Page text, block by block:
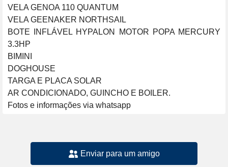
VELA GENOA 110 QUANTUM
VELA GEENAKER NORTHSAIL
BOTE INFLÁVEL HYPALON MOTOR POPA MERCURY
3.3HP
BIMINI
DOGHOUSE
TARGA E PLACA SOLAR
AR CONDICIONADO, GUINCHO E BOILER.
Fotos e informações via whatsapp
Enviar para um amigo